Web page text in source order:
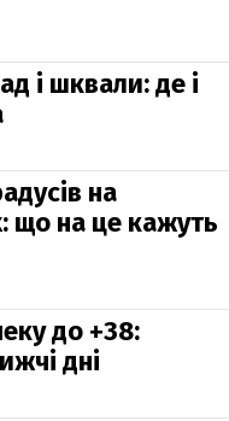
і шквали: де і
на
що на це кажуть
до +38:
дні